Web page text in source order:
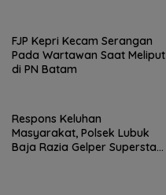
FJP Kepri Kecam Serangan
Pada Wartawan Saat Meliput
di PN Batam
Respons Keluhan
Masyarakat, Polsek Lubuk
Baja Razia Gelper Superstar